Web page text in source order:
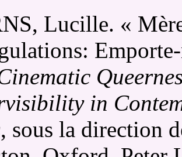
Lucille. «
in
, sous la direction